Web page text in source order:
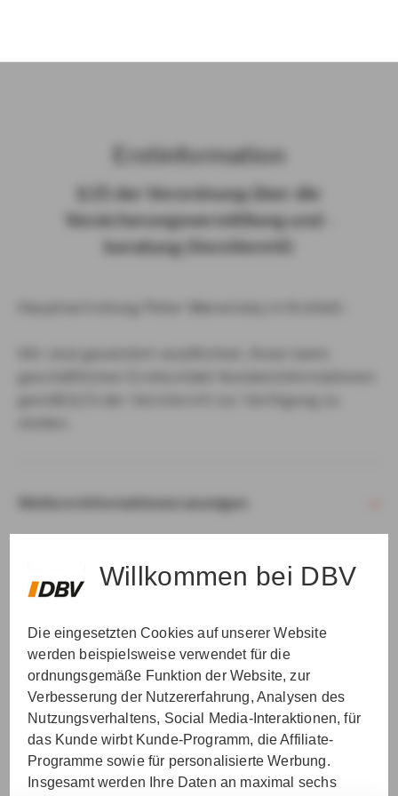
Willkommen bei DBV
Die eingesetzten Cookies auf unserer Website
werden beispielsweise verwendet für die
ordnungsgemäße Funktion der Website, zur
Verbesserung der Nutzererfahrung, Analysen des
Nutzungsverhaltens, Social Media-Interaktionen, für
das Kunde wirbt Kunde-Programm, die Affiliate-
Programme sowie für personalisierte Werbung.
Insgesamt werden Ihre Daten an maximal sechs
Erst­in­for­ma­ti­on
§ 15 der Ver­ord­nung über die
Ver­si­che­rungs­ver­mitt­lung und -​
beratung (Vers­VermV)
Weitere Informationen anzeigen
VER­STAN­DEN & WEI­TER